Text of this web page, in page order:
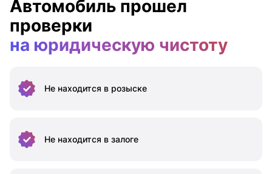
Автомобиль прошел
проверки
на юридическую чистоту
Не находится в розыске
Не находится в залоге